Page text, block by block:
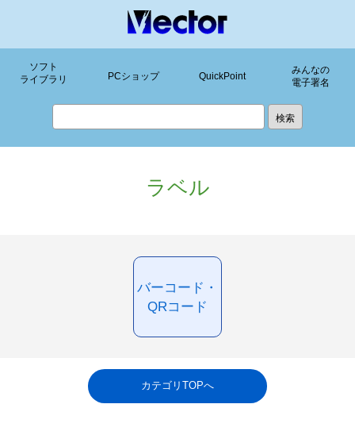
ソフト
ライブラリ
PCショップ QuickPoint
みんなの
電子署名
ラベル
バーコード・
QRコード
カテゴリTOPへ